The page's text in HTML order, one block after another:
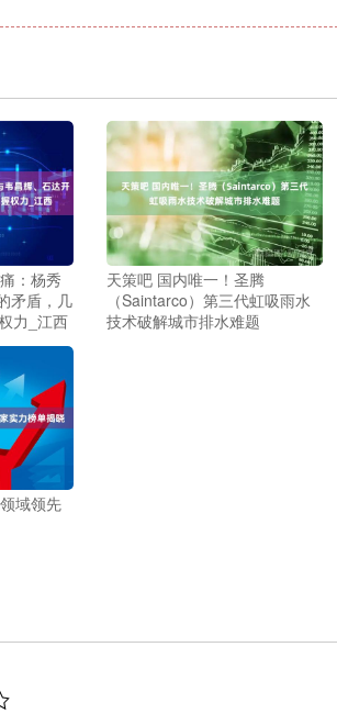
：杨秀
矛盾，几
力_江西
天策吧 国内唯一！圣腾
（Saintarco）第三代虹吸雨水
技术破解城市排水难题
域领先